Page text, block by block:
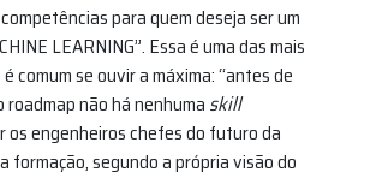
para quem deseja ser um
LEARNING”. Essa é uma das mais
comum se ouvir a máxima: “antes de
não há nenhuma skill
os engenheiros chefes do futuro da
formação, segundo a própria visão do